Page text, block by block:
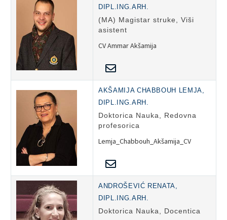
DIPL.ING.ARH.
(MA) Magistar struke, Viši
asistent
CV Ammar Akšamija
AKŠAMIJA CHABBOUH LEMJA,
DIPL.ING.ARH.
Doktorica Nauka, Redovna
profesorica
Lemja_Chabbouh_Akšamija_CV
ANDROŠEVIĆ RENATA,
DIPL.ING.ARH.
Doktorica Nauka, Docentica